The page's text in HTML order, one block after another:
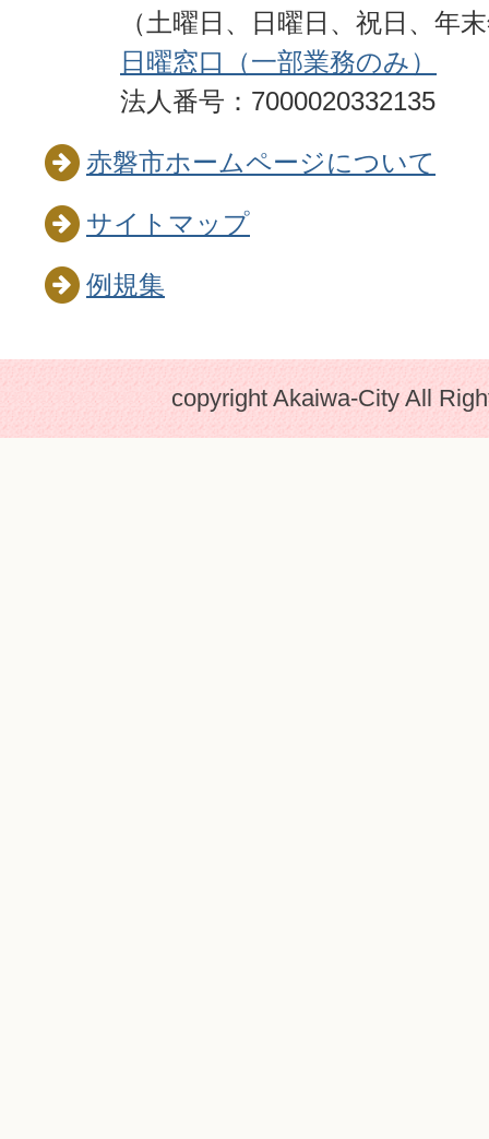
（土曜日、日曜日、祝日、年
日曜窓口（一部業務のみ）
法人番号：7000020332135
赤磐市ホームページについて
サイトマップ
例規集
copyright Akaiwa-City All